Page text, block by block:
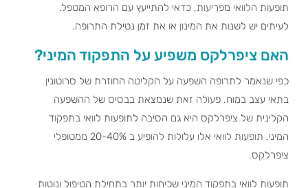
תופעות הלוואי מפריעות, כדאי להתייעץ עם הרופא המטפל.
לעיתים יש לשנות את המינון או את זמן נטילת התרופה.
האם ציפרלקס משפיע על התפקוד המיני?
כפי שנאמר לתרופה השפעה על הקליטה החוזרת של סרוטונין
בתאי עצב במוח. פעולה זאת שנמצאת בבסיס של ההשפעה
הקלינית של ציפרלקס היא גם הסיבה לתופעות לוואי בתפקוד
המיני. תופעות לוואי אלו עלולות להופיע ב 20-40% ממטופלי
ציפרלקס.
תופעות לוואי בתפקוד המיני שכיחות יותר בתחילת הטיפול ונוטות